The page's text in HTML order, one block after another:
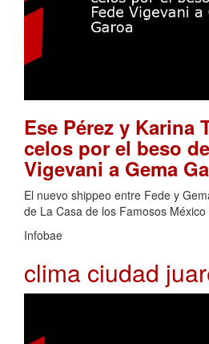
Ese Pérez y Karina
celos por el beso
Vigevani a Gema
El nuevo shippeo entre Fede y
de La Casa de los Famosos México
Infobae
clima ciudad